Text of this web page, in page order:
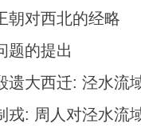
对西北的经略
的提出
西迁: 泾水流域
周人对泾水流域